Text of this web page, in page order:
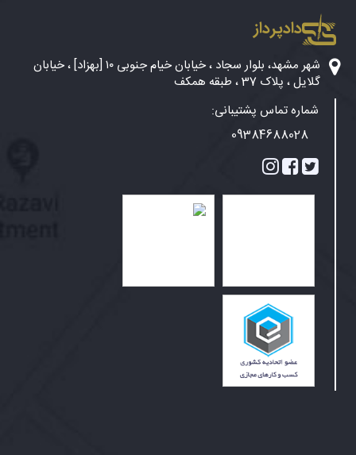
دادپرداز
شهر مشهد، بلوار سجاد ، خیابان خیام جنوبی ۱۰ [بهزاد] ، خیابان
گلایل ، پلاک 37 ، طبقه همکف
شماره تماس پشتیبانی:
09384688028